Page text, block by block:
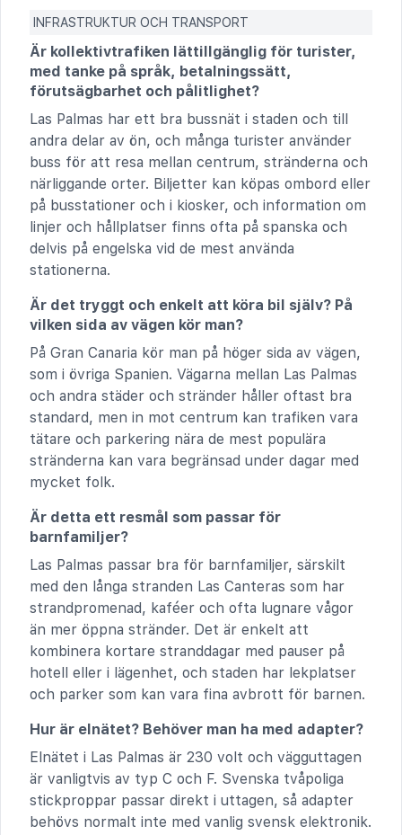
INFRASTRUKTUR OCH TRANSPORT
Är kollektivtrafiken lättillgänglig för turister,
med tanke på språk, betalningssätt,
förutsägbarhet och pålitlighet?
Las Palmas har ett bra bussnät i staden och till
andra delar av ön, och många turister använder
buss för att resa mellan centrum, stränderna och
närliggande orter. Biljetter kan köpas ombord eller
på busstationer och i kiosker, och information om
linjer och hållplatser finns ofta på spanska och
delvis på engelska vid de mest använda
stationerna.
Är det tryggt och enkelt att köra bil själv? På
vilken sida av vägen kör man?
På Gran Canaria kör man på höger sida av vägen,
som i övriga Spanien. Vägarna mellan Las Palmas
och andra städer och stränder håller oftast bra
standard, men in mot centrum kan trafiken vara
tätare och parkering nära de mest populära
stränderna kan vara begränsad under dagar med
mycket folk.
Är detta ett resmål som passar för
barnfamiljer?
Las Palmas passar bra för barnfamiljer, särskilt
med den långa stranden Las Canteras som har
strandpromenad, kaféer och ofta lugnare vågor
än mer öppna stränder. Det är enkelt att
kombinera kortare stranddagar med pauser på
hotell eller i lägenhet, och staden har lekplatser
och parker som kan vara fina avbrott för barnen.
Hur är elnätet? Behöver man ha med adapter?
Elnätet i Las Palmas är 230 volt och vägguttagen
är vanligtvis av typ C och F. Svenska tvåpoliga
stickproppar passar direkt i uttagen, så adapter
behövs normalt inte med vanlig svensk elektronik.